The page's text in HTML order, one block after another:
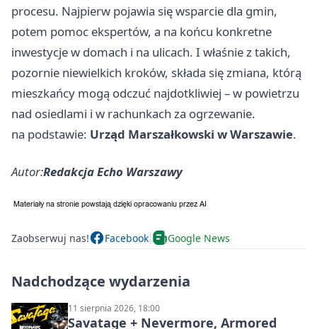
procesu. Najpierw pojawia się wsparcie dla gmin,
potem pomoc ekspertów, a na końcu konkretne
inwestycje w domach i na ulicach. I właśnie z takich,
pozornie niewielkich kroków, składa się zmiana, którą
mieszkańcy mogą odczuć najdotkliwiej – w powietrzu
nad osiedlami i w rachunkach za ogrzewanie.
na podstawie: Urząd Marszałkowski w Warszawie.
Autor:Redakcja Echo Warszawy
Zaobserwuj nas! Facebook Google News
Nadchodzące wydarzenia
11 sierpnia 2026, 18:00
Savatage + Nevermore, Armored